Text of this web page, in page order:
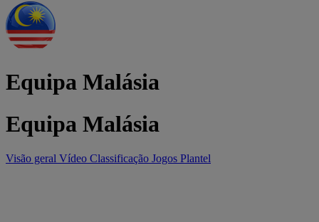
Equipa Malásia
Equipa Malásia
Visão geral Vídeo Classificação Jogos Plantel